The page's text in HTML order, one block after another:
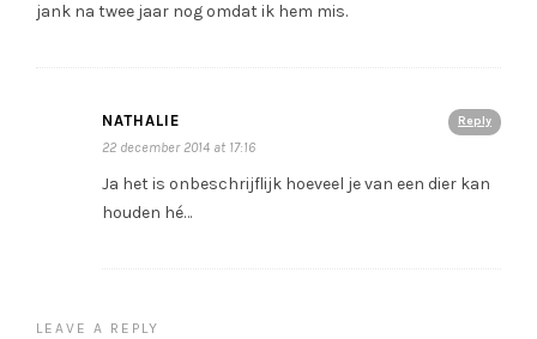
jank na twee jaar nog omdat ik hem mis.
Reply
NATHALIE
22 december 2014 at 17:16
Ja het is onbeschrijflijk hoeveel je van een dier kan
houden hé…
LEAVE A REPLY